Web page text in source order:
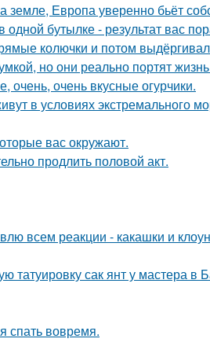
Европа уверенно бьёт
бутылке - результат вас
колючки и потом
но они реально портят
очень, очень вкусные огурчики.
в условиях экстремального
вас окружают.
продлить половой акт.
всем реакции - какашки и
сак янт у мастера в
спать вовремя.